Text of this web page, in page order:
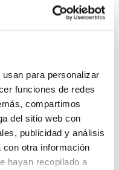
para personalizar
funciones de redes
compartimos
del sitio web con
publicidad y análisis
con otra información
hayan recopilado a